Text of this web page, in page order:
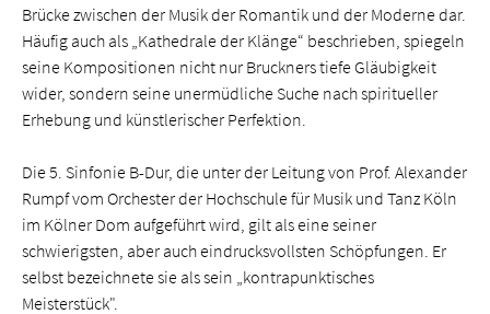
Brücke zwischen der Musik der Romantik und der Moderne dar.
Häufig auch als „Kathedrale der Klänge“ beschrieben, spiegeln
seine Kompositionen nicht nur Bruckners tiefe Gläubigkeit
wider, sondern seine unermüdliche Suche nach spiritueller
Erhebung und künstlerischer Perfektion.
Die 5. Sinfonie B-Dur, die unter der Leitung von Prof. Alexander
Rumpf vom Orchester der Hochschule für Musik und Tanz Köln
im Kölner Dom aufgeführt wird, gilt als eine seiner
schwierigsten, aber auch eindrucksvollsten Schöpfungen. Er
selbst bezeichnete sie als sein „kontrapunktisches
Meisterstück".